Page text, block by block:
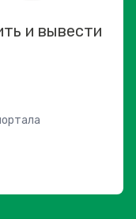
и вывести